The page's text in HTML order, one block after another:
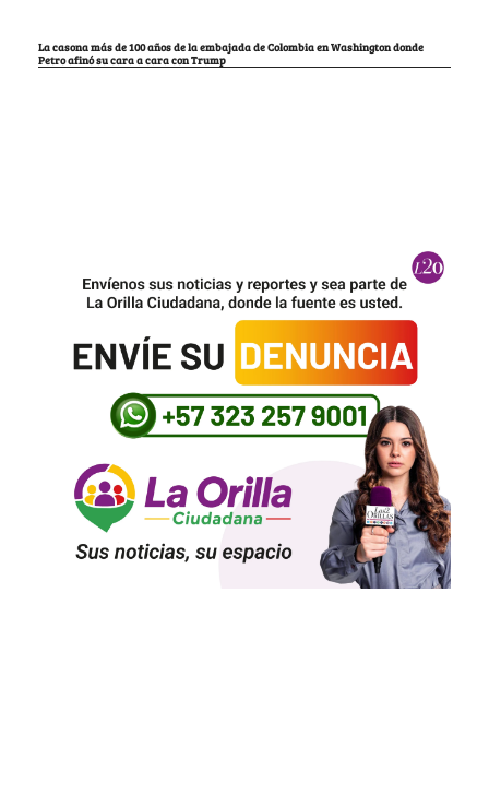
La casona más de 100 años de la embajada de Colombia en Washington donde
Petro afinó su cara a cara con Trump